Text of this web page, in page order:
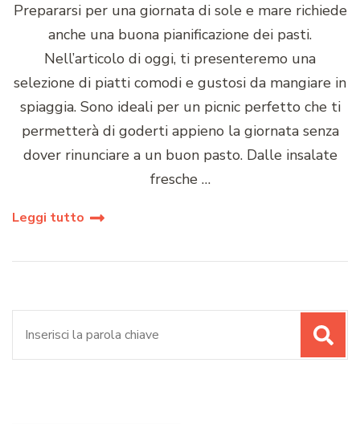
Prepararsi per una giornata di sole e mare richiede
anche una buona pianificazione dei pasti.
Nell’articolo di oggi, ti presenteremo una
selezione di piatti comodi e gustosi da mangiare in
spiaggia. Sono ideali per un picnic perfetto che ti
permetterà di goderti appieno la giornata senza
dover rinunciare a un buon pasto. Dalle insalate
fresche …
Leggi tutto